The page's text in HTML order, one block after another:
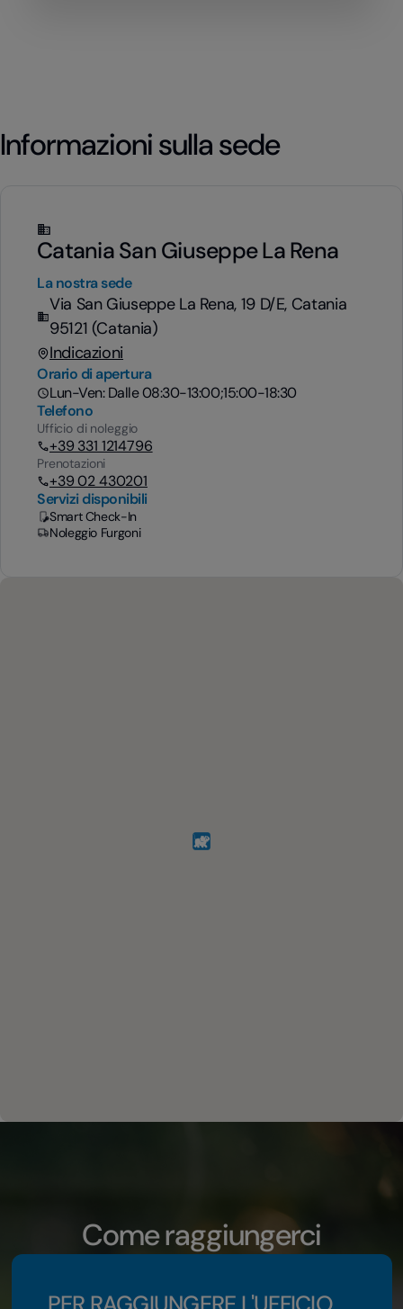
Informazioni sulla sede
Catania San Giuseppe La Rena
La nostra sede
Via San Giuseppe La Rena, 19 D/E, Catania
95121 (Catania)
Indicazioni
Orario di apertura
Lun-Ven: Dalle 08:30-13:00;15:00-18:30
Telefono
Ufficio di noleggio
+39 331 1214796
Prenotazioni
+39 02 430201
Servizi disponibili
Smart Check-In
Noleggio Furgoni
Come raggiungerci